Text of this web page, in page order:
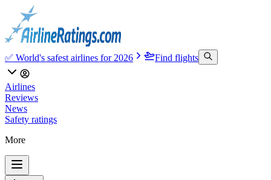
✅ World's safest airlines for 2026 Find flights
Airlines
Reviews
News
Safety ratings
More